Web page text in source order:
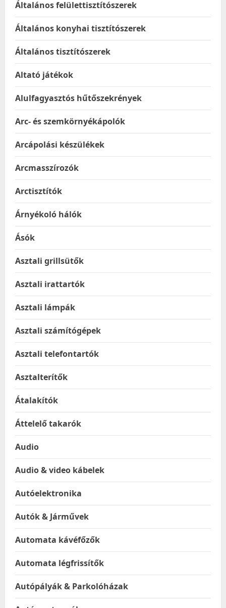
Általános felülettisztítószerek
Általános konyhai tisztítószerek
Általános tisztítószerek
Altató játékok
Alulfagyasztós hűtőszekrények
Arc- és szemkörnyékápolók
Arcápolási készülékek
Arcmasszírozók
Arctisztítók
Árnyékoló hálók
Ásók
Asztali grillsütők
Asztali irattartók
Asztali lámpák
Asztali számítógépek
Asztali telefontartók
Asztalterítők
Átalakítók
Áttelelő takarók
Audio
Audio & video kábelek
Autóelektronika
Autók & Járművek
Automata kávéfőzők
Automata légfrissítők
Autópályák & Parkolóházak